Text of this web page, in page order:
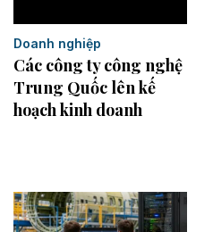
Doanh nghiệp
Các công ty công nghệ
Trung Quốc lên kế
hoạch kinh doanh